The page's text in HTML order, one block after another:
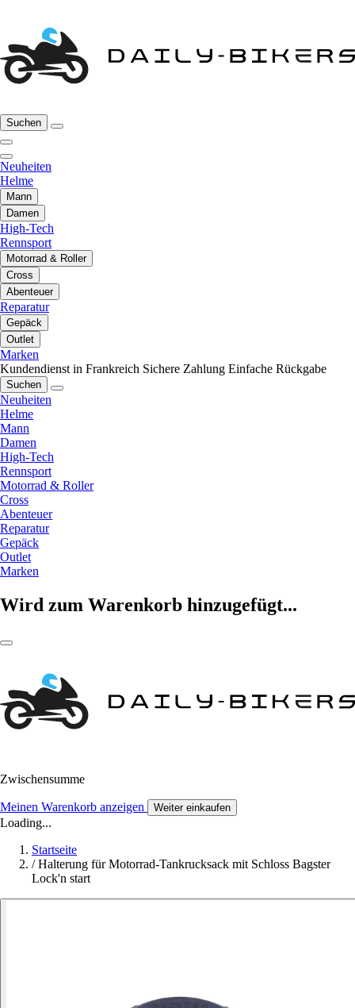
Suchen
Neuheiten
Helme
Mann
Damen
High-Tech
Rennsport
Motorrad & Roller
Cross
Abenteuer
Reparatur
Gepäck
Outlet
Marken
Kundendienst in Frankreich Sichere Zahlung Einfache Rückgabe
Suchen
Neuheiten
Helme
Mann
Damen
High-Tech
Rennsport
Motorrad & Roller
Cross
Abenteuer
Reparatur
Gepäck
Outlet
Marken
Wird zum Warenkorb hinzugefügt...
Zwischensumme
Meinen Warenkorb anzeigen Weiter einkaufen
Loading...
Startseite
/ Halterung für Motorrad-Tankrucksack mit Schloss Bagster
Lock'n start